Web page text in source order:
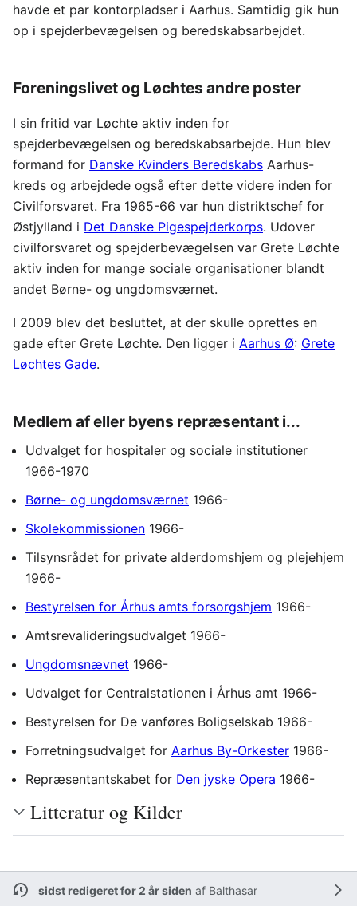
havde et par kontorpladser i Aarhus. Samtidig gik hun
op i spejderbevægelsen og beredskabsarbejdet.
Foreningslivet og Løchtes andre poster
I sin fritid var Løchte aktiv inden for
spejderbevægelsen og beredskabsarbejde. Hun blev
formand for Danske Kvinders Beredskabs Aarhus-
kreds og arbejdede også efter dette videre inden for
Civilforsvaret. Fra 1965-66 var hun distriktschef for
Østjylland i Det Danske Pigespejderkorps. Udover
civilforsvaret og spejderbevægelsen var Grete Løchte
aktiv inden for mange sociale organisationer blandt
andet Børne- og ungdomsværnet.
I 2009 blev det besluttet, at der skulle oprettes en
gade efter Grete Løchte. Den ligger i Aarhus Ø: Grete
Løchtes Gade.
Medlem af eller byens repræsentant i...
Udvalget for hospitaler og sociale institutioner
1966-1970
Børne- og ungdomsværnet 1966-
Skolekommissionen 1966-
Tilsynsrådet for private alderdomshjem og plejehjem
1966-
Bestyrelsen for Århus amts forsorgshjem 1966-
Amtsrevalideringsudvalget 1966-
Ungdomsnævnet 1966-
Udvalget for Centralstationen i Århus amt 1966-
Bestyrelsen for De vanføres Boligselskab 1966-
Forretningsudvalget for Aarhus By-Orkester 1966-
Repræsentantskabet for Den jyske Opera 1966-
Litteratur og Kilder
sidst redigeret for 2 år siden af Balthasar